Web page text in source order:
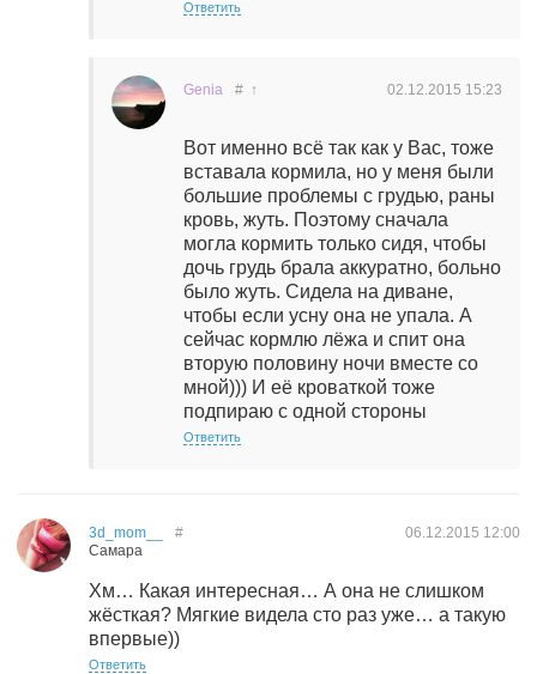
Ответить
Genia 02.12.2015 15:23
# ↑
Вот именно всё так как у Вас, тоже
вставала кормила, но у меня были
большие проблемы с грудью, раны
кровь, жуть. Поэтому сначала
могла кормить только сидя, чтобы
дочь грудь брала аккуратно, больно
было жуть. Сидела на диване,
чтобы если усну она не упала. А
сейчас кормлю лёжа и спит она
вторую половину ночи вместе со
мной))) И её кроваткой тоже
подпираю с одной стороны
Ответить
3d_mom__
Самара
06.12.2015 12:00
#
Хм… Какая интересная… А она не слишком
жёсткая? Мягкие видела сто раз уже… а такую
впервые))
Ответить